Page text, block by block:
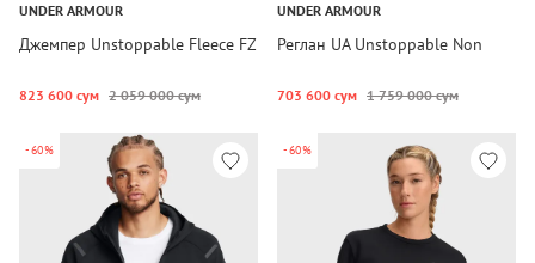
UNDER ARMOUR
Джемпер Unstoppable Fleece FZ
823 600 сум 2 059 000 сум
UNDER ARMOUR
Реглан UA Unstoppable Non
703 600 сум 1 759 000 сум
-60% -60%